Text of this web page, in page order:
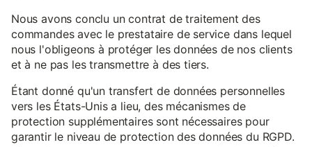
Nous avons conclu un contrat de traitement des
commandes avec le prestataire de service dans lequel
nous l'obligeons à protéger les données de nos clients
et à ne pas les transmettre à des tiers.
Étant donné qu'un transfert de données personnelles
vers les États-Unis a lieu, des mécanismes de
protection supplémentaires sont nécessaires pour
garantir le niveau de protection des données du RGPD.